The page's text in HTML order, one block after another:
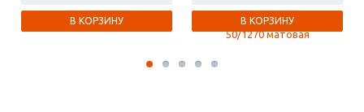
В КОРЗИНУ В КОРЗИНУ